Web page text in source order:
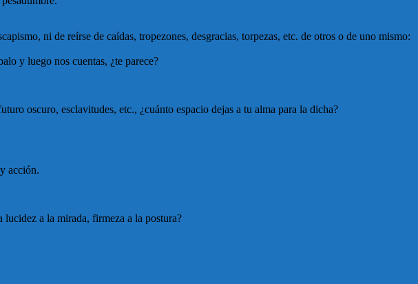
ni de reírse de caídas, tropezones, desgracias, torpezas, etc. de otros o de uno mismo:
y luego nos cuentas, ¿te parece?
oscuro, esclavitudes, etc., ¿cuánto espacio dejas a tu alma para la dicha?
acción.
lucidez a la mirada, firmeza a la postura?